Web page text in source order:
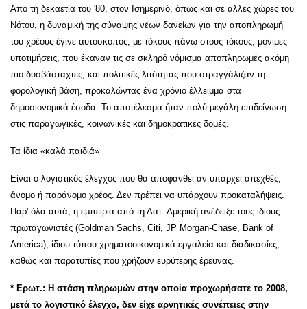
Από τη δεκαετία του '80, στον Ισημερινό, όπως και σε άλλες χώρες του
Νότου, η δυναμική της σύναψης νέων δανείων για την αποπληρωμή
του χρέους έγινε αυτοσκοπός, με τόκους πάνω στους τόκους, μόνιμες
υποτιμήσεις, που έκαναν τις σε σκληρό νόμισμα αποπληρωμές ακόμη
πιο δυσβάσταχτες, και πολιτικές λιτότητας που στραγγάλιζαν τη
φορολογική βάση, προκαλώντας ένα χρόνιο έλλειμμα στα
δημοσιονομικά έσοδα. Το αποτέλεσμα ήταν πολύ μεγάλη επιδείνωση
στις παραγωγικές, κοινωνικές και δημοκρατικές δομές.
Τα ίδια «καλά παιδιά»
Είναι ο λογιστικός έλεγχος που θα αποφανθεί αν υπάρχει απεχθές,
άνομο ή παράνομο χρέος. Δεν πρέπει να υπάρχουν προκαταλήψεις.
Παρ' όλα αυτά, η εμπειρία από τη Λατ. Αμερική ανέδειξε τους ίδιους
πρωταγωνιστές (Goldman Sachs, Citi, JP Morgan-Chase, Bank of
America), ίδιου τύπου χρηματοοικονομικά εργαλεία και διαδικασίες,
καθώς και παρατυπίες που χρήζουν ευρύτερης έρευνας.
* Ερωτ.: Η στάση πληρωμών στην οποία προχωρήσατε το 2008,
μετά το λογιστικό έλεγχο, δεν είχε αρνητικές συνέπειες στην